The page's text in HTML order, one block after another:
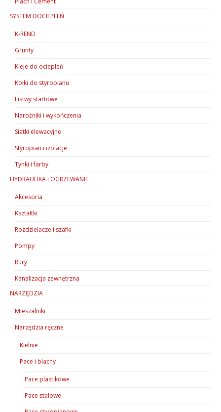
SYSTEM DOCIEPLEŃ
K-REND
Grunty
Kleje do ociepleń
Kołki do styropianu
Listwy startowe
Narożniki i wykończenia
Siatki elewacyjne
Styropian i izolacje
Tynki i farby
HYDRAULIKA i OGRZEWANIE
Akcesoria
Kształtki
Rozdzielacze i szafki
Pompy
Rury
Kanalizacja zewnętrzna
NARZĘDZIA
Mieszalniki
Narzędzia ręczne
Kielnie
Pace i blachy
Pace plastikowe
Pace stalowe